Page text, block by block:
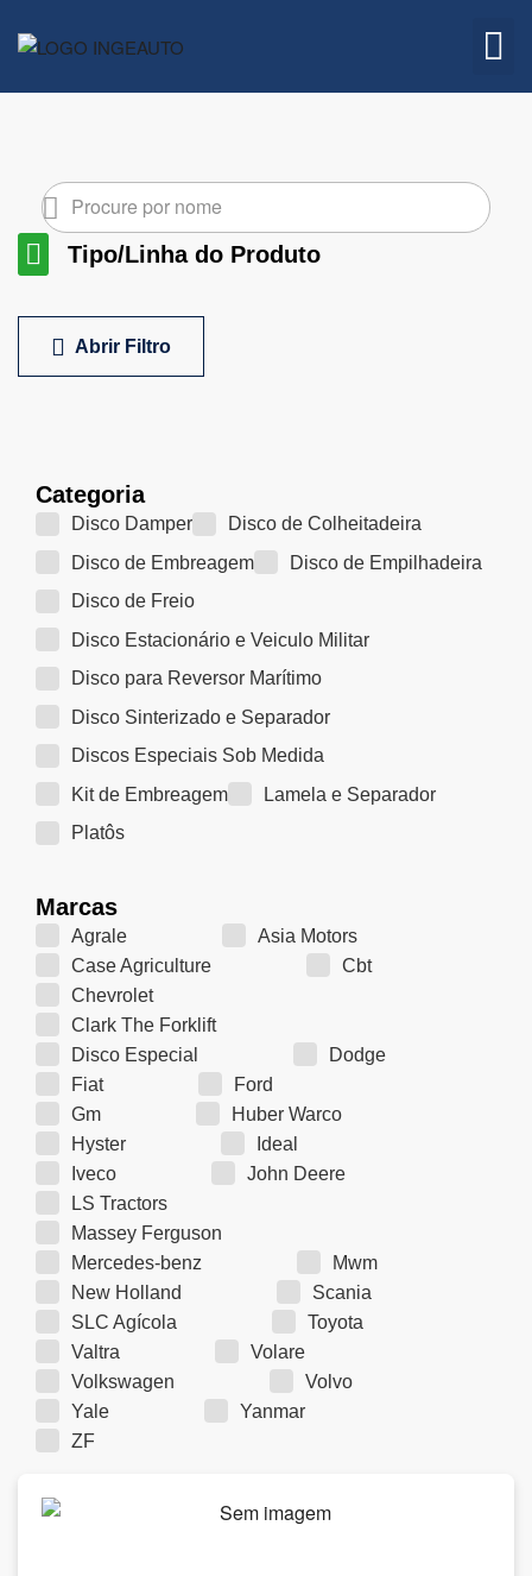
Tipo/Linha do Produto
Abrir Filtro
Categoria
Disco Damper
Disco de Colheitadeira
Disco de Embreagem
Disco de Empilhadeira
Disco de Freio
Disco Estacionário e Veiculo Militar
Disco para Reversor Marítimo
Disco Sinterizado e Separador
Discos Especiais Sob Medida
Kit de Embreagem
Lamela e Separador
Platôs
Marcas
Agrale
Asia Motors
Case Agriculture
Cbt
Chevrolet
Clark The Forklift
Disco Especial
Dodge
Fiat
Ford
Gm
Huber Warco
Hyster
Ideal
Iveco
John Deere
LS Tractors
Massey Ferguson
Mercedes-benz
Mwm
New Holland
Scania
SLC Agícola
Toyota
Valtra
Volare
Volkswagen
Volvo
Yale
Yanmar
ZF